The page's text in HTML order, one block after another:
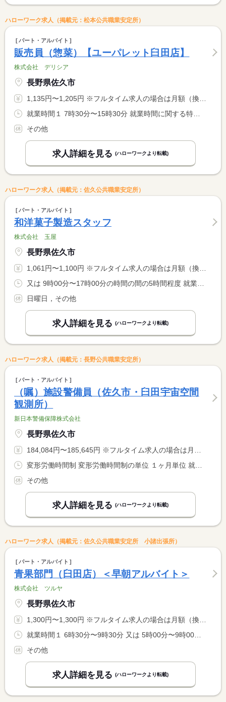
ハローワーク求人（掲載元：松本公共職業安定所）
パート・アルバイト
販売員（惣菜）【ユーパレット臼田店】
株式会社 デリシア
長野県佐久市
1,135円〜1,205円 ※フルタイム求人の場合は月額（換算額）、パート求人の場合は時間額を表示しています。
その他
求人詳細を見る (ハローワークより転載)
ハローワーク求人（掲載元：佐久公共職業安定所）
パート・アルバイト
和洋菓子製造スタッフ
株式会社 玉屋
長野県佐久市
1,061円〜1,100円 ※フルタイム求人の場合は月額（換算額）、パート求人の場合は時間額を表示しています。
日曜日，その他
求人詳細を見る (ハローワークより転載)
ハローワーク求人（掲載元：長野公共職業安定所）
パート・アルバイト
（嘱）施設警備員（佐久市・臼田宇宙空間
観測所）
新日本警備保障株式会社
長野県佐久市
184,084円〜185,645円 ※フルタイム求人の場合は月額（換算額）、パート求人の場合は時間額を表示しています。
その他
求人詳細を見る (ハローワークより転載)
ハローワーク求人（掲載元：佐久公共職業安定所 小諸出張所）
パート・アルバイト
青果部門（臼田店）＜早朝アルバイト＞
株式会社 ツルヤ
長野県佐久市
1,300円〜1,300円 ※フルタイム求人の場合は月額（換算額）、パート求人の場合は時間額を表示しています。
その他
求人詳細を見る (ハローワークより転載)